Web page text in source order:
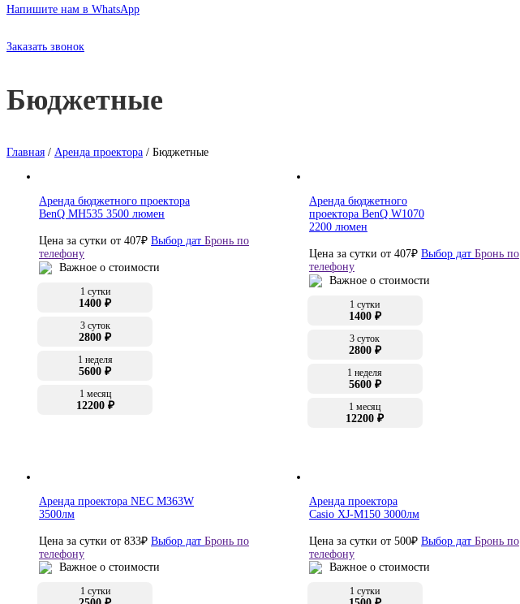
Напишите нам в WhatsApp
Заказать звонок
Бюджетные
Главная / Аренда проектора / Бюджетные
Аренда бюджетного проектора
BenQ MH535 3500 люмен
Цена за сутки от 407₽ Выбор дат Бронь по
телефону
Важное о стоимости
1 сутки
1400 ₽
3 суток
2800 ₽
1 неделя
5600 ₽
1 месяц
12200 ₽
Аренда бюджетного
проектора BenQ W1070
2200 люмен
Цена за сутки от 407₽ Выбор дат Бронь по
телефону
Важное о стоимости
1 сутки
1400 ₽
3 суток
2800 ₽
1 неделя
5600 ₽
1 месяц
12200 ₽
Аренда проектора NEC M363W
3500лм
Цена за сутки от 833₽ Выбор дат Бронь по
телефону
Важное о стоимости
1 сутки
Аренда проектора
Casio XJ-M150 3000лм
Цена за сутки от 500₽ Выбор дат Бронь по
телефону
Важное о стоимости
1 сутки